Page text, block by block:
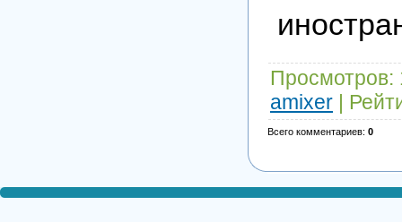
Просмотров:
amixer |
Всего комментариев: 0